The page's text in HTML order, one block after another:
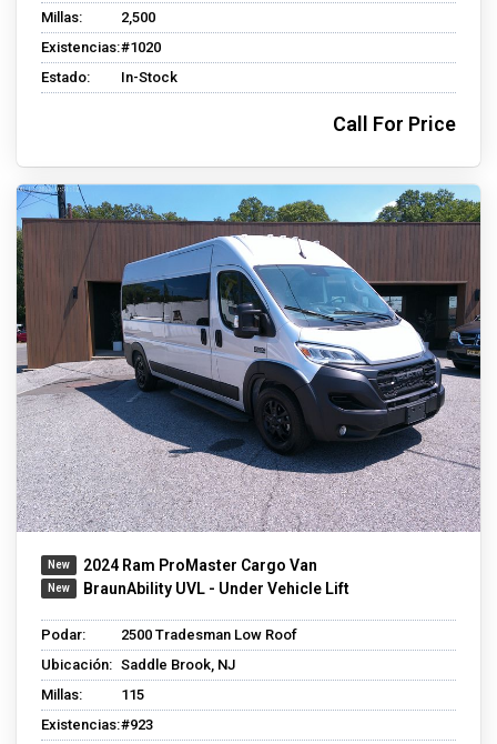
Millas:
2,500
Existencias:#1020
Estado:
In-Stock
Call For Price
2024 Ram ProMaster Cargo Van
BraunAbility UVL - Under Vehicle Lift
Podar:
2500 Tradesman Low Roof
Ubicación: Saddle Brook, NJ
Millas:
115
Existencias:#923